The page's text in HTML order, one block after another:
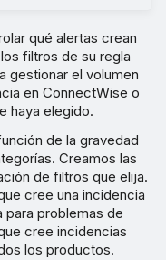
qué alertas crean
filtros de su regla
gestionar el volumen
en ConnectWise o
haya elegido.
de la gravedad
Creamos las
de filtros que elija.
cree una incidencia
para problemas de
cree incidencias
los productos.